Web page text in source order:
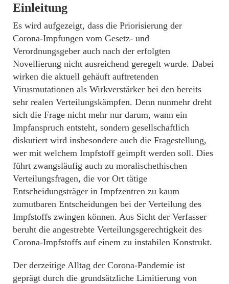
Einleitung
Es wird aufgezeigt, dass die Priorisierung der
Corona-Impfungen vom Gesetz- und
Verordnungsgeber auch nach der erfolgten
Novellierung nicht ausreichend geregelt wurde. Dabei
wirken die aktuell gehäuft auftretenden
Virusmutationen als Wirkverstärker bei den bereits
sehr realen Verteilungskämpfen. Denn nunmehr dreht
sich die Frage nicht mehr nur darum, wann ein
Impfanspruch entsteht, sondern gesellschaftlich
diskutiert wird insbesondere auch die Fragestellung,
wer mit welchem Impfstoff geimpft werden soll. Dies
führt zwangsläufig auch zu moralischethischen
Verteilungsfragen, die vor Ort tätige
Entscheidungsträger in Impfzentren zu kaum
zumutbaren Entscheidungen bei der Verteilung des
Impfstoffs zwingen können. Aus Sicht der Verfasser
beruht die angestrebte Verteilungsgerechtigkeit des
Corona-Impfstoffs auf einem zu instabilen Konstrukt.
Der derzeitige Alltag der Corona-Pandemie ist
geprägt durch die grundsätzliche Limitierung von